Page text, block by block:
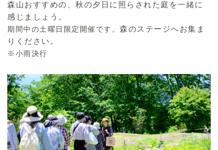
森山おすすめの、秋の夕日に照らされた庭を一緒に
感じましょう。
期間中の土曜日限定開催です。 森のステージへお集ま
りください。
※小雨決行